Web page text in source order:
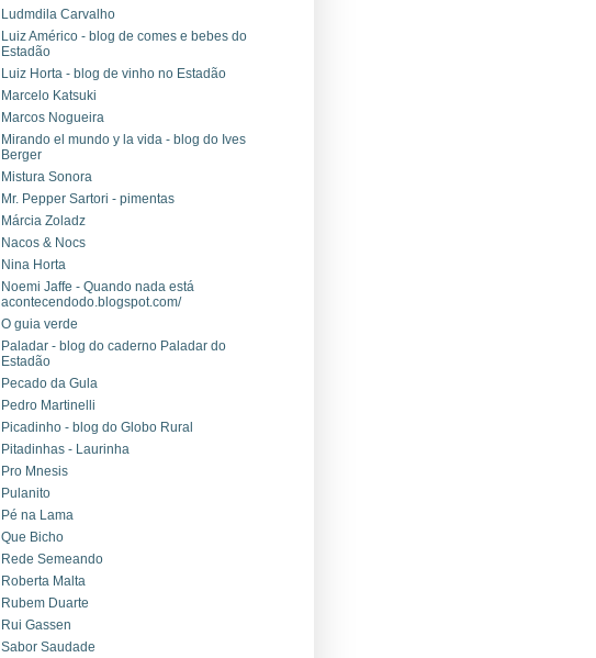
Ludmdila Carvalho
Luiz Américo - blog de comes e bebes do
Estadão
Luiz Horta - blog de vinho no Estadão
Marcelo Katsuki
Marcos Nogueira
Mirando el mundo y la vida - blog do Ives
Berger
Mistura Sonora
Mr. Pepper Sartori - pimentas
Márcia Zoladz
Nacos & Nocs
Nina Horta
Noemi Jaffe - Quando nada está
acontecendodo.blogspot.com/
O guia verde
Paladar - blog do caderno Paladar do
Estadão
Pecado da Gula
Pedro Martinelli
Picadinho - blog do Globo Rural
Pitadinhas - Laurinha
Pro Mnesis
Pulanito
Pé na Lama
Que Bicho
Rede Semeando
Roberta Malta
Rubem Duarte
Rui Gassen
Sabor Saudade